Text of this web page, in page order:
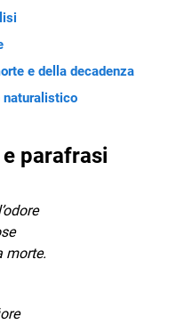
e della decadenza
naturalistico
parafrasi
morte.